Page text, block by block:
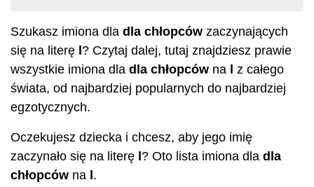
Szukasz imiona dla dla chłopców zaczynających
się na literę ? Czytaj dalej, tutaj znajdziesz prawie
wszystkie imiona dla dla chłopców na
z całego
świata, od najbardziej popularnych do najbardziej
egzotycznych.
Oczekujesz dziecka i chcesz, aby jego imię
zaczynało się na literę ? Oto lista imiona dla dla
chłopców na .